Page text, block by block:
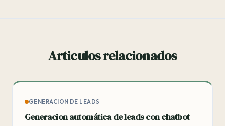
Articulos relacionados
GENERACION DE LEADS
Generacion automática de leads con chatbot